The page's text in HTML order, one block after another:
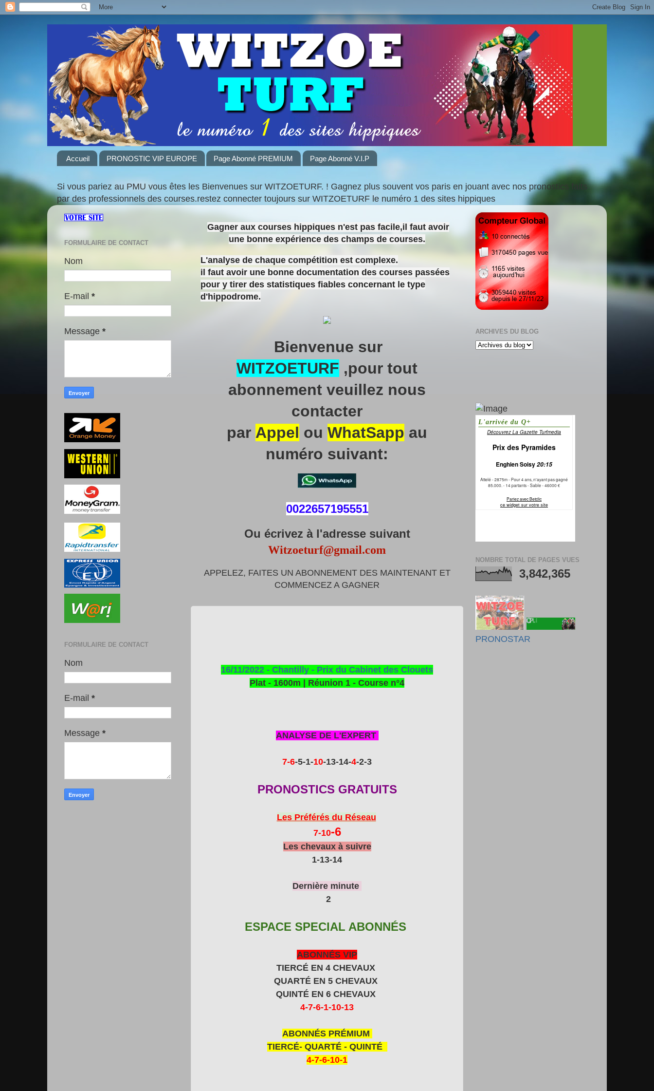
Accueil PRONOSTIC VIP EUROPE Page Abonné PREMIUM Page Abonné V.I.P
Si vous pariez au PMU vous êtes les Bienvenues sur WITZOETURF. ! Gagnez plus souvent vos paris en jouant avec nos pronostics faits
par des professionnels des courses.restez connecter toujours sur WITZOETURF le numéro 1 des sites hippiques
Gagner aux courses hippiques n'est pas facile,il faut avoir
une bonne expérience des champs de courses.
L'analyse de chaque compétition est complexe.
il faut avoir une bonne documentation des courses passées
pour y tirer des statistiques fiables concernant le type
d'hippodrome.
Bienvenue sur
WITZOETURF ,pour tout
abonnement veuillez nous
contacter
par Appel ou WhatSapp au
numéro suivant:
0022657195551
Ou écrivez à l'adresse suivant
Witzoeturf@gmail.com
APPELEZ, FAITES UN ABONNEMENT DES MAINTENANT ET
COMMENCEZ A GAGNER
16/11/2022 - Chantilly - Prix du Cabinet des Clouets
Plat - 1600m | Réunion 1 - Course n°4
ANALYSE DE L'EXPERT
7-6-5-1-10-13-14-4-2-3
PRONOSTICS GRATUITS
Les Préférés du Réseau
7-10-6
Les chevaux à suivre
1-13-14
Dernière minute
2
ESPACE SPECIAL ABONNÉS
ABONNÉS VIP
TIERCÉ EN 4 CHEVAUX
QUARTÉ EN 5 CHEVAUX
QUINTÉ EN 6 CHEVAUX
4-7-6-1-10-13
ABONNÉS PRÉMIUM
TIERCÉ- QUARTÉ - QUINTÉ
4-7-6-10-1
FORMULAIRE DE CONTACT
Nom
E-mail *
Message *
FORMULAIRE DE CONTACT
Nom
E-mail *
Message *
ARCHIVES DU BLOG
NOMBRE TOTAL DE PAGES VUES
3,842,365
PRONOSTAR